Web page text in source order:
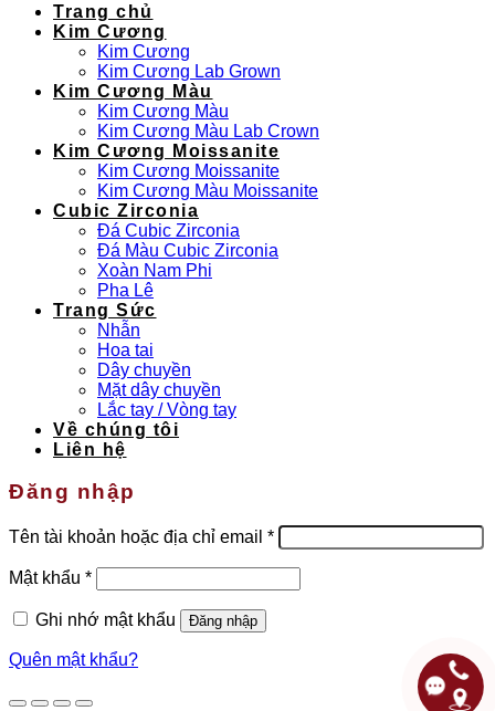
Trang chủ
Kim Cương
Kim Cương
Kim Cương Lab Grown
Kim Cương Màu
Kim Cương Màu
Kim Cương Màu Lab Crown
Kim Cương Moissanite
Kim Cương Moissanite
Kim Cương Màu Moissanite
Cubic Zirconia
Đá Cubic Zirconia
Đá Màu Cubic Zirconia
Xoàn Nam Phi
Pha Lê
Trang Sức
Nhẫn
Hoa tai
Dây chuyền
Mặt dây chuyền
Lắc tay / Vòng tay
Về chúng tôi
Liên hệ
Đăng nhập
Tên tài khoản hoặc địa chỉ email *Bắt
buộc
Mật khẩu *Bắt
buộc
Ghi nhớ mật khẩu
Đăng nhập
Quên mật khẩu?